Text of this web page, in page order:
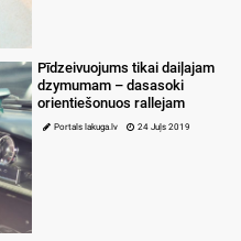
Pīdzeivuojums tikai daiļajam
dzymumam – dasasoki
orientiešonuos rallejam
Portals lakuga.lv 24 Juļs 2019